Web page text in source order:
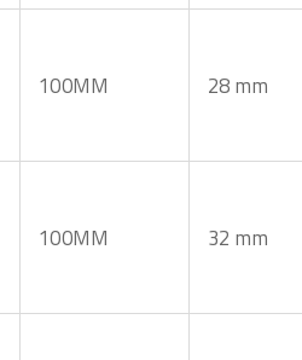
100MM 28 mm
100MM 32 mm